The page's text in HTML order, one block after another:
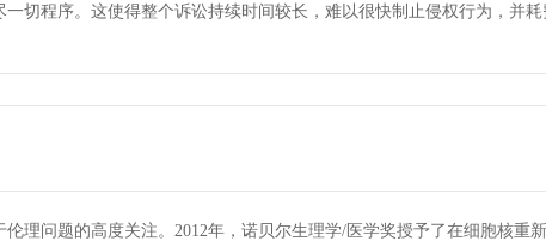
切程序。这使得整个诉讼持续时间较长，难以很快制止侵权行为，并
理问题的高度关注。2012年，诺贝尔生理学/医学奖授予了在细胞核重